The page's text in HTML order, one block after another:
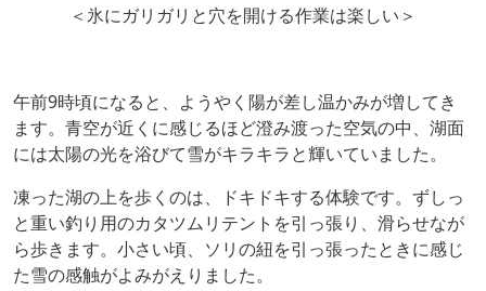
＜氷にガリガリと穴を開ける作業は楽しい＞
午前9時頃になると、ようやく陽が差し温かみが増してき
ます。青空が近くに感じるほど澄み渡った空気の中、湖面
には太陽の光を浴びて雪がキラキラと輝いていました。
凍った湖の上を歩くのは、ドキドキする体験です。ずしっ
と重い釣り用のカタツムリテントを引っ張り、滑らせなが
ら歩きます。小さい頃、ソリの紐を引っ張ったときに感じ
た雪の感触がよみがえりました。